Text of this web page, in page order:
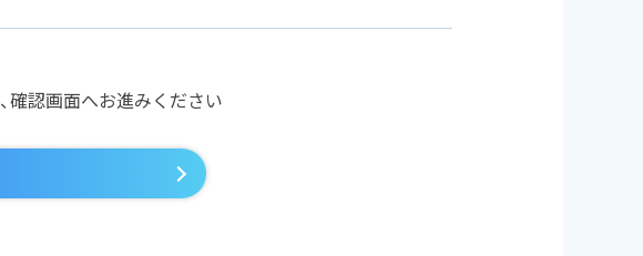
、確認画面へお進みください